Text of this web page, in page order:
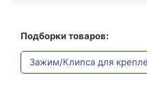
Подборки товаров:
Зажим/Клипса для